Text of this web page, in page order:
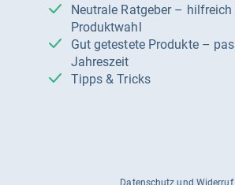
Neutrale Ratgeber – hilfreich für Ihre
Produktwahl
Gut getestete Produkte – passend zur
Jahreszeit
Tipps & Tricks
Datenschutz und Widerruf